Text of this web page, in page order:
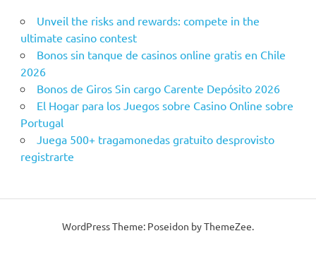
Unveil the risks and rewards: compete in the
ultimate casino contest
Bonos sin tanque de casinos online gratis en Chile
2026
Bonos de Giros Sin cargo Carente Depósito 2026
El Hogar para los Juegos sobre Casino Online sobre
Portugal
Juega 500+ tragamonedas gratuito desprovisto
registrarte
WordPress Theme: Poseidon by ThemeZee.